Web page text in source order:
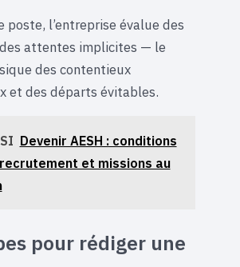
poste, l’entreprise évalue des
attentes implicites — le
des contentieux
et des départs évitables.
Devenir AESH : conditions
et missions au
pour rédiger une